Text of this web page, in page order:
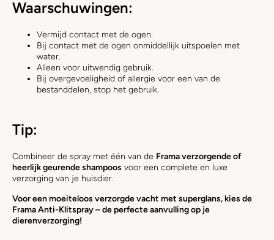
Waarschuwingen:
Vermijd contact met de ogen.
Bij contact met de ogen onmiddellijk uitspoelen met
water.
Alleen voor uitwendig gebruik.
Bij overgevoeligheid of allergie voor een van de
bestanddelen, stop het gebruik.
Tip:
Combineer de spray met één van de Frama verzorgende of
heerlijk geurende shampoos voor een complete en luxe
verzorging van je huisdier.
Voor een moeiteloos verzorgde vacht met superglans, kies de
Frama Anti-Klitspray – de perfecte aanvulling op je
dierenverzorging!